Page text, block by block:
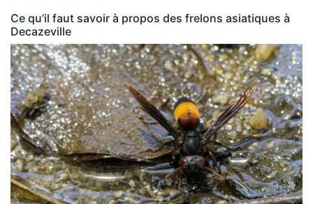
Ce qu’il faut savoir à propos des frelons asiatiques à
Decazeville